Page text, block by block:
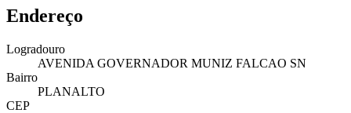
Endereço
Logradouro
AVENIDA GOVERNADOR MUNIZ FALCAO SN
Bairro
PLANALTO
CEP